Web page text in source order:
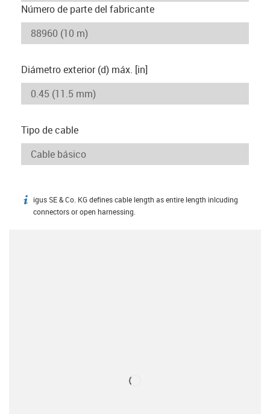
Número de parte del fabricante
Diámetro exterior (d) máx. [in]
Tipo de cable
igus-icon-info
igus SE & Co. KG defines cable length as entire length inlcuding
connectors or open harnessing.